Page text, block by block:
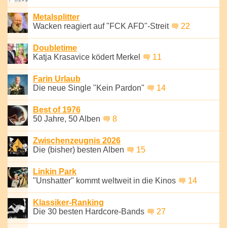
Metalsplitter
Wacken reagiert auf "FCK AFD"-Streit
22
Doubletime
Katja Krasavice ködert Merkel
11
Farin Urlaub
Die neue Single "Kein Pardon"
14
Best of 1976
50 Jahre, 50 Alben
8
Zwischenzeugnis 2026
Die (bisher) besten Alben
15
Linkin Park
"Unshatter" kommt weltweit in die Kinos
14
Klassiker-Ranking
Die 30 besten Hardcore-Bands
27